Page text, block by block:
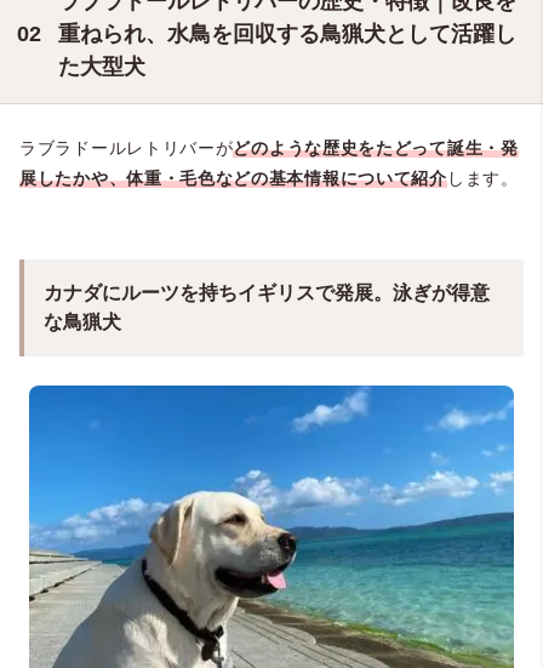
重ねられ、水鳥を回収する鳥猟犬として活躍し
た大型犬
ラブラドールレトリバーがどのような歴史をたどって誕生・発
展したかや、体重・毛色などの基本情報について紹介します。
カナダにルーツを持ちイギリスで発展。泳ぎが得意
な鳥猟犬